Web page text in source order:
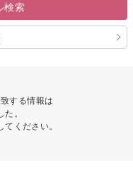
検索
する情報は
。
ください。